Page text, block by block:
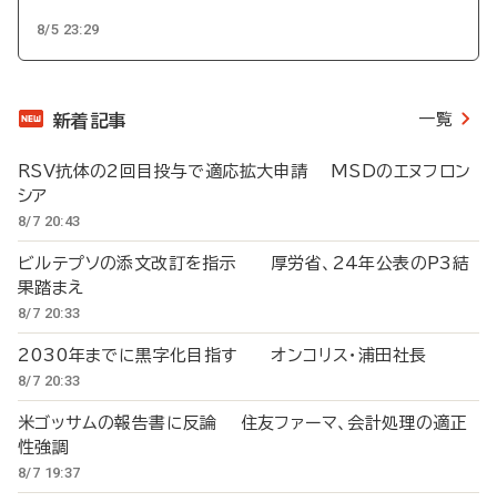
8/5 23:29
新着記事 一覧
RSV抗体の2回目投与で適応拡大申請 MSDのエヌフロン
シア
8/7 20:43
ビルテプソの添文改訂を指示 厚労省、24年公表のP3結
果踏まえ
8/7 20:33
2030年までに黒字化目指す オンコリス・浦田社長
8/7 20:33
米ゴッサムの報告書に反論 住友ファーマ、会計処理の適正
性強調
8/7 19:37